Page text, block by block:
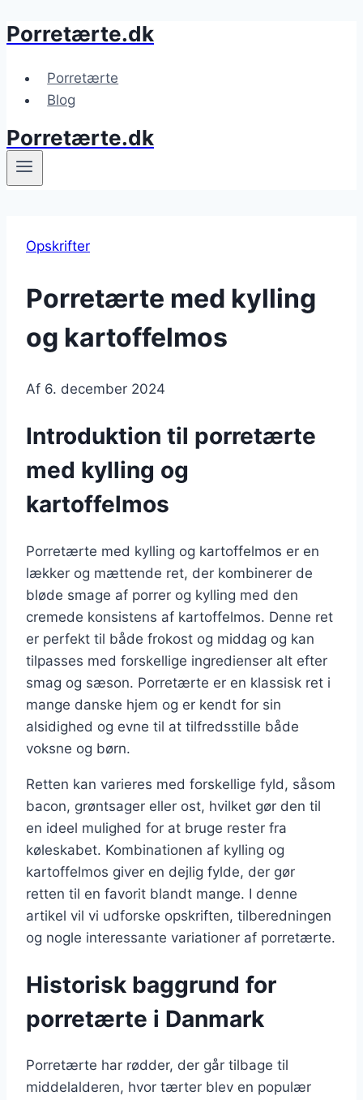
Fortsæt
indhold
Porretærte.dk
Porretærte
Blog
Porretærte.dk
Opskrifter
Porretærte med kylling
og kartoffelmos
Af 6. december 2024
Introduktion til porretærte
med kylling og
kartoffelmos
Porretærte med kylling og kartoffelmos er en
lækker og mættende ret, der kombinerer de
bløde smage af porrer og kylling med den
cremede konsistens af kartoffelmos. Denne ret
er perfekt til både frokost og middag og kan
tilpasses med forskellige ingredienser alt efter
smag og sæson. Porretærte er en klassisk ret i
mange danske hjem og er kendt for sin
alsidighed og evne til at tilfredsstille både
voksne og børn.
Retten kan varieres med forskellige fyld, såsom
bacon, grøntsager eller ost, hvilket gør den til
en ideel mulighed for at bruge rester fra
køleskabet. Kombinationen af kylling og
kartoffelmos giver en dejlig fylde, der gør
retten til en favorit blandt mange. I denne
artikel vil vi udforske opskriften, tilberedningen
og nogle interessante variationer af porretærte.
Historisk baggrund for
porretærte i Danmark
Porretærte har rødder, der går tilbage til
middelalderen, hvor tærter blev en populær